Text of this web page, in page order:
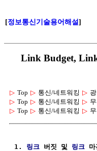
[정보통신기술용어해설]
Link Budget,
▷ Top ▷ 통신/네트워킹 ▷
▷ Top ▷ 통신/네트워킹 ▷
▷ Top ▷ 통신/네트워킹 ▷
1. 링크 버짓 및 링크 마